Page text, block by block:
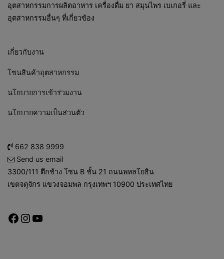
อุตสาหกรรมการผลิตอาหาร เครื่องดื่ม ยา สมุนไพร เบเกอรี่ และ
อุตสาหกรรมอื่นๆ ที่เกี่ยวข้อง
เกี่ยวกับงาน
โซนสินค้าอุตสาหกรรม
นโยบายการเข้าร่วมงาน
นโยบายความเป็นส่วนตัว
662 838 9999
Send us email
3300/111 ตึกช้าง โซน B ชั้น 21 ถนนพหลโยธิน
เขตจตุจักร แขวงจอมพล กรุงเทพฯ 10900 ประเทศไทย